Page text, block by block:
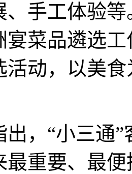
、手工体验
宴菜品遴选
活动，以美
“小三通”
最重要、最